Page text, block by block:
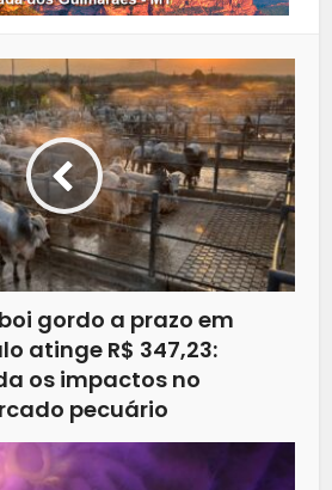
gordo a prazo em
atinge R$ 347,23:
os impactos no
pecuário